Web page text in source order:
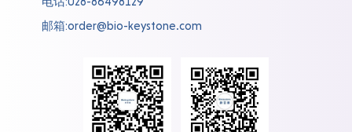
邮箱:order@bio-keystone.com